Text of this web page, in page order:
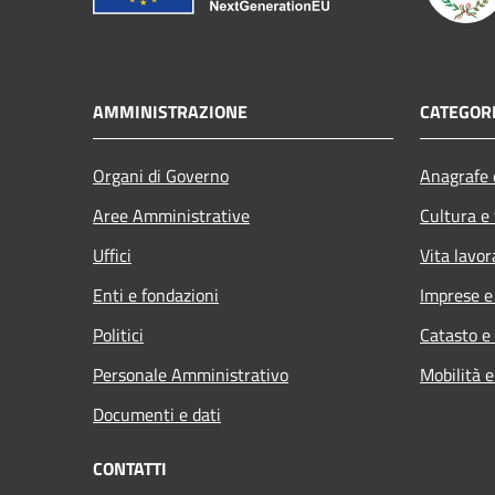
AMMINISTRAZIONE
Organi di Governo
Aree Amministrative
Uffici
Enti e fondazioni
Politici
Personale Amministrativo
Documenti e dati
Cultura
Vita
Imprese
Catasto
Mobilità
CONTATTI